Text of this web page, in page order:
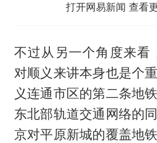
打开网易新闻 查看
不过从另一个角度来看
对顺义来讲本身也是个
义连通市区的第二条地
东北部轨道交通网络的
京对平原新城的覆盖地